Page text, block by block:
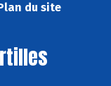
du site